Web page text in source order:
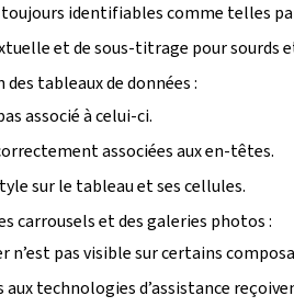
identifiables comme telles
et de sous-titrage pour sourds
tableaux de données :
associé à celui-ci.
associées aux en-têtes.
sur le tableau et ses cellules.
carrousels et des galeries photos :
n’est pas visible sur certains
technologies d’assistance